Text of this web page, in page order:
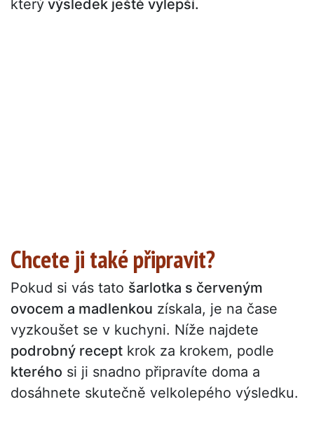
který výsledek ještě vylepší.
Chcete ji také připravit?
Pokud si vás tato šarlotka s červeným
ovocem a madlenkou získala, je na čase
vyzkoušet se v kuchyni. Níže najdete
podrobný recept krok za krokem, podle
kterého si ji snadno připravíte doma a
dosáhnete skutečně velkolepého výsledku.